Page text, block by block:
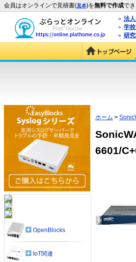
会員はオンラインで見積書(見本)を無料で作成で
法
学
研
ホーム >
6601/
OpenBlocks
IoT関連